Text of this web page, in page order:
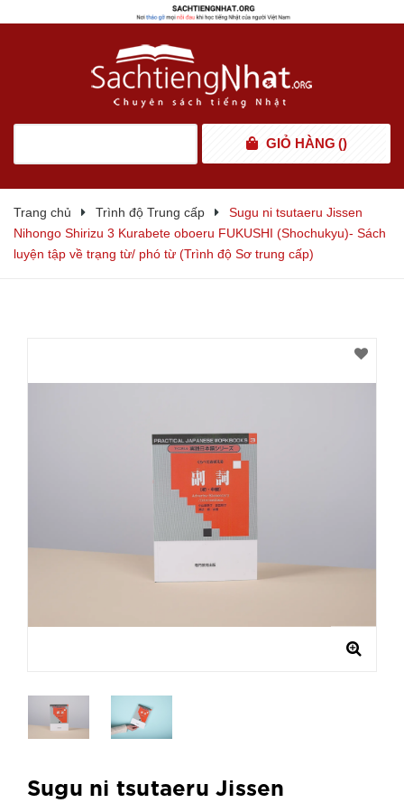
GIỎ HÀNG ()
Trang chủ Trình độ Trung cấp
Sugu ni tsutaeru Jissen
Nihongo Shirizu 3 Kurabete oboeru FUKUSHI (Shochukyu)- Sách
luyện tập về trạng từ/ phó từ (Trình độ Sơ trung cấp)
Sugu ni tsutaeru Jissen